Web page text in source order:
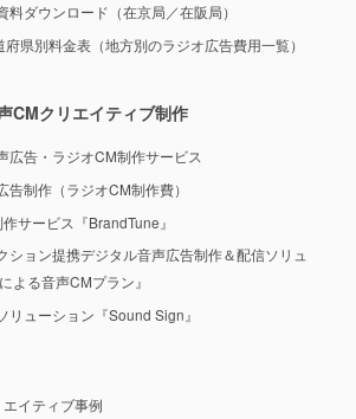
料ダウンロード（在京局／在阪局）
県別料金表（地方別のラジオ広告費用一覧）
CMクリエイティブ制作
広告・ラジオCM制作サービス
告制作（ラジオCM制作費）
サービス『BrandTune』
ション提携デジタル音声広告制作＆配信ソリュ
よる音声CMプラン』
リューション『Sound Sign』
イティブ事例